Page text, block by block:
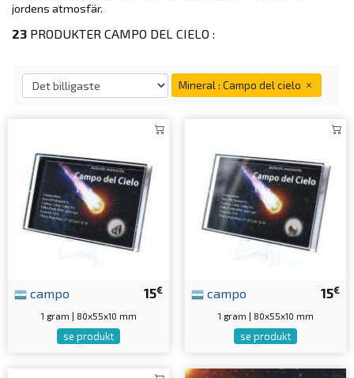
jordens atmosfär.
23 PRODUKTER CAMPO DEL CIELO :
Mineral : Campo del cielo
15€
campo
1 gram | 80x55x10 mm
se produkt
15€
campo
1 gram | 80x55x10 mm
se produkt